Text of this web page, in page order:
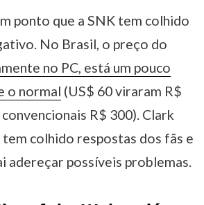
ponto que a SNK tem colhido
No Brasil, o preço do
no PC, está um pouco
o normal (US$ 60 viraram R$
R$ 300). Clark
tem colhido respostas dos fãs e
adereçar possíveis problemas.